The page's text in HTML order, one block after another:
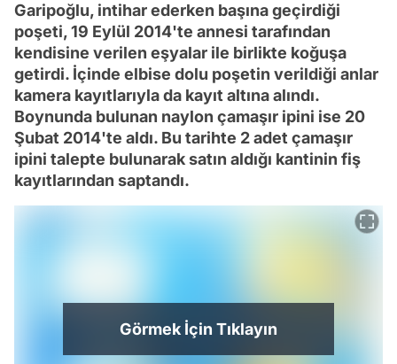
Garipoğlu, intihar ederken başına geçirdiği
poşeti, 19 Eylül 2014'te annesi tarafından
kendisine verilen eşyalar ile birlikte koğuşa
getirdi. İçinde elbise dolu poşetin verildiği anlar
kamera kayıtlarıyla da kayıt altına alındı.
Boynunda bulunan naylon çamaşır ipini ise 20
Şubat 2014'te aldı. Bu tarihte 2 adet çamaşır
ipini talepte bulunarak satın aldığı kantinin fiş
kayıtlarından saptandı.
Görmek İçin Tıklayın